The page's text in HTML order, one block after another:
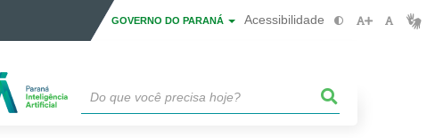
GOVERNO DO PARANÁ Acessibilidade